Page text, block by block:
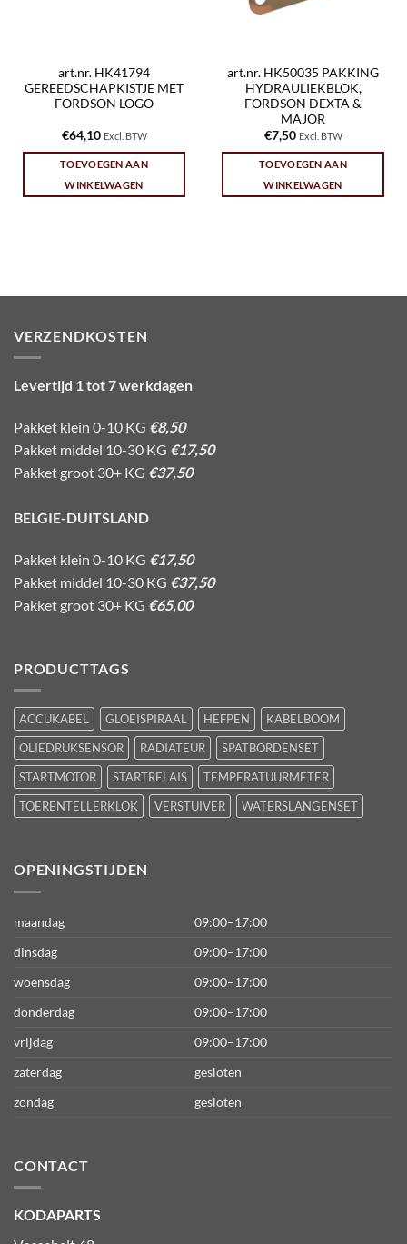
art.nr. HK41794
GEREEDSCHAPKISTJE MET
FORDSON LOGO
€64,10 Excl. BTW
TOEVOEGEN AAN
WINKELWAGEN
art.nr. HK50035 PAKKING
HYDRAULIEKBLOK,
FORDSON DEXTA &
MAJOR
€7,50 Excl. BTW
TOEVOEGEN AAN
WINKELWAGEN
VERZENDKOSTEN
Levertijd 1 tot 7 werkdagen
Pakket klein 0-10 KG €8,50
Pakket middel 10-30 KG €17,50
Pakket groot 30+ KG €37,50
BELGIE-DUITSLAND
Pakket klein 0-10 KG €17,50
Pakket middel 10-30 KG €37,50
Pakket groot 30+ KG €65,00
PRODUCTTAGS
ACCUKABEL GLOEISPIRAAL HEFPEN
KABELBOOM
OLIEDRUKSENSOR
RADIATEUR
SPATBORDENSET
STARTMOTOR
STARTRELAIS
TEMPERATUURMETER
TOERENTELLERKLOK
VERSTUIVER WATERSLANGENSET
OPENINGSTIJDEN
maandag
09:00–17:00
dinsdag
09:00–17:00
woensdag
09:00–17:00
donderdag
09:00–17:00
vrijdag
09:00–17:00
zaterdag
gesloten
zondag
gesloten
CONTACT
KODAPARTS